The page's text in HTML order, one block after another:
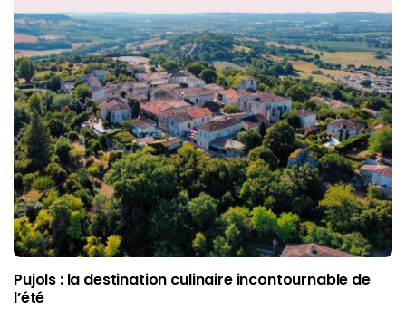
Pujols : la destination culinaire incontournable de
l’été